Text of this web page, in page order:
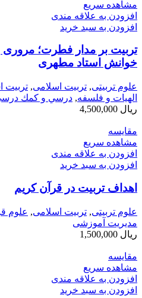
مشاهده سریع
افزودن به علاقه مندی
افزودن به سبد خرید
تربیت بر مدار فطرت؛ مروری
خوانش استاد مطهری
علوم تربیتی, تربیت اسلامی, تربیت
الهیات و فلسفه, درسي و كمك
ریال
مقایسه
مشاهده سریع
افزودن به علاقه مندی
افزودن به سبد خرید
اهداف تربیت در قرآن کریم
علوم تربیتی, تربیت اسلامی, علوم
مدیریت آموزشی
ریال
مقایسه
مشاهده سریع
افزودن به علاقه مندی
افزودن به سبد خرید